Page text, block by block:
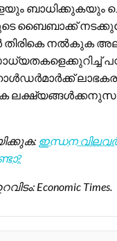
ബാധിക്കുകയും
ബൈബാക്ക്
നൽകുക
ഇന്ധന
Economic Times.